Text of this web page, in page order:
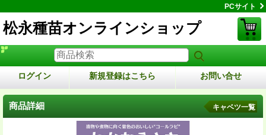
PCサイト
松永種苗オンラインショップ
ログイン 新規登録はこちら お問い合せ
商品詳細 キャベツ一覧